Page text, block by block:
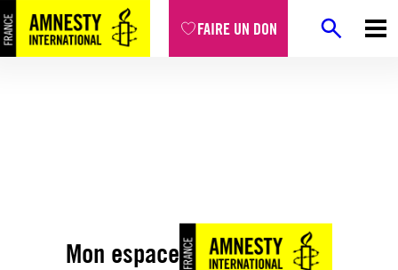
FAIRE UN DON
Mon espace